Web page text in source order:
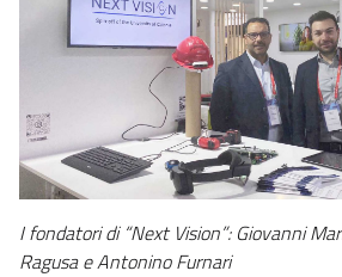
I fondatori di “Next Vision”: Giovanni
Ragusa e Antonino Furnari